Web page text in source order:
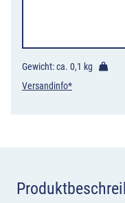
Gewicht: ca. 0,1 kg
Versandinfo*